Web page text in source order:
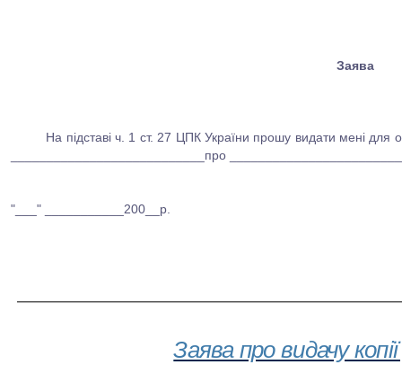
Заява
На підставі ч. 1 ст. 27 ЦПК України прошу видати мені
___________________________про
"___" ___________200__р.
Заява про видачу